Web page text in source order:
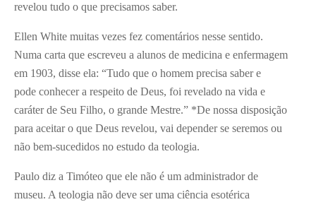
revelou tudo o que precisamos saber.
Ellen White muitas vezes fez comentários nesse sentido.
Numa carta que escreveu a alunos de medicina e enfermagem
em 1903, disse ela: “Tudo que o homem precisa saber e
pode conhecer a respeito de Deus, foi revelado na vida e
caráter de Seu Filho, o grande Mestre.” *De nossa disposição
para aceitar o que Deus revelou, vai depender se seremos ou
não bem-sucedidos no estudo da teologia.
Paulo diz a Timóteo que ele não é um administrador de
museu. A teologia não deve ser uma ciência esotérica